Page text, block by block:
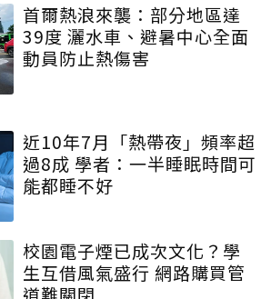
首爾熱浪來襲：部分地區達
39度 灑水車、避暑中心全面
動員防止熱傷害
近10年7月「熱帶夜」頻率超
過8成 學者：一半睡眠時間可
能都睡不好
校園電子煙已成次文化？學
生互借風氣盛行 網路購買管
道難關閉